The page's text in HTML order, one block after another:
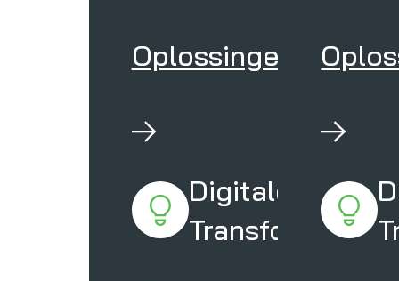
Oplossingen
Digitale
Transformatie